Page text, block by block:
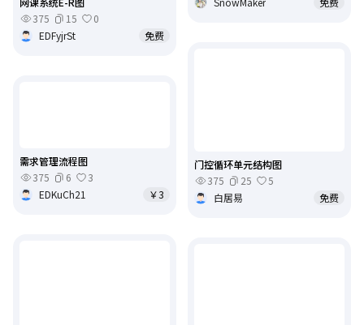
375
15
0
EDFyjrSt
免费
门控循环单元结构图
375
25
5
白居易
免费
需求管理流程图
375
6
3
EDKuCh21
￥3